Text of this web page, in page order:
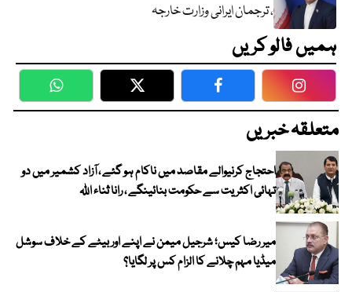
، ترجمان ایرانی وزارت خارجہ
ہمیں فالو کریں
WhatsApp Twitter Facebook
متعلقہ خبریں
احتجاج کرنیوالے مقاصد میں ناکام ہو گئے ، آزاد کشمیر میں دو
تہائی اکثریت سے حکومت بنائینگے ، رانا ثناء اللہ
میر رضا کیس؛ شرجیل میمن نے اپنے اور بیٹے کے خلاف سوشل
میڈیا مہم چلانے کا الزام کس پر لگایا؟